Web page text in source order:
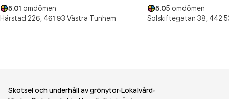
5.01 omdömen
Härstad 226, 461 93 Västra Tunhem
5.05 omdömen
Solskiftegatan 38, 442
Skötsel och underhåll av grönytor Lokalvård